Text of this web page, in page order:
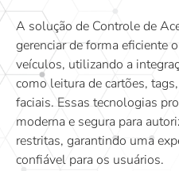
A solução de Controle de
gerenciar de forma eficiente
veículos, utilizando a
como leitura de cartões,
faciais. Essas tecnologias
moderna e segura para
restritas, garantindo uma
confiável para os usuários.